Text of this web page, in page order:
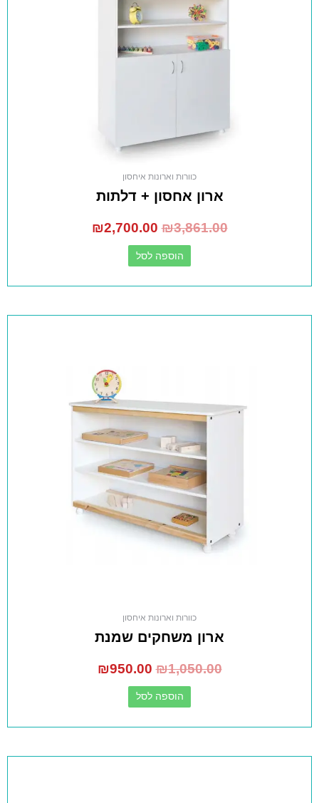
כוורות וארונות איחסון
ארון אחסון + דלתות
₪3,861.00
₪2,700.00
הוספה לסל
כוורות וארונות איחסון
ארון משחקים שמנת
₪1,050.00
₪950.00
הוספה לסל